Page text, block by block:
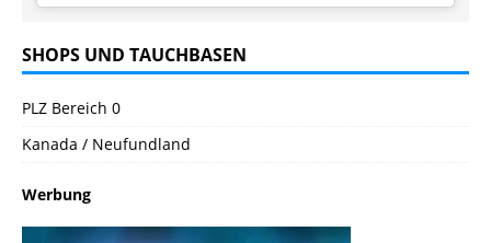
SHOPS UND TAUCHBASEN
PLZ Bereich 0
Kanada / Neufundland
Werbung